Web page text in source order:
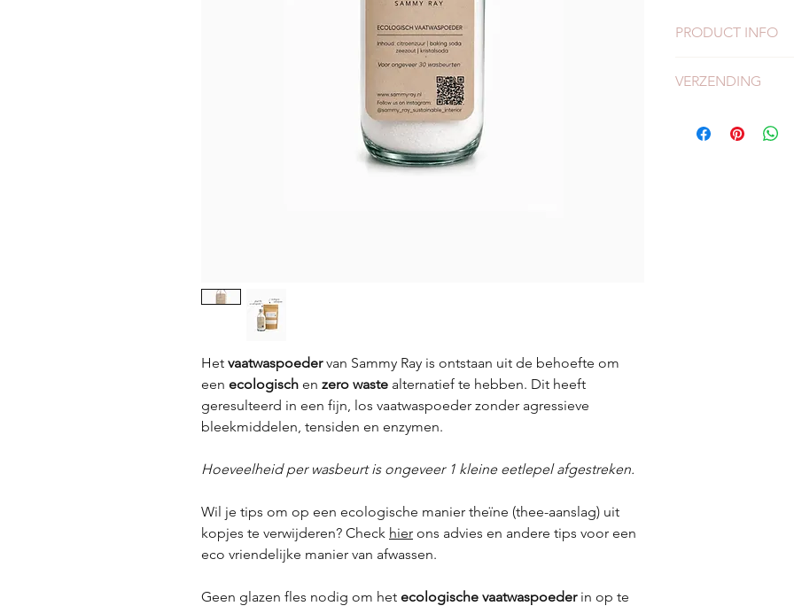
Het vaatwaspoedervan Sammy Ray is ontstaan uit de behoefte om
een ecologisch en zero waste alternatief te hebben. Dit heeft
geresulteerd in een fijn, los vaatwaspoeder zonder agressieve
bleekmiddelen, tensiden en enzymen.
Hoeveelheid per wasbeurt is ongeveer 1 kleine eetlepel afgestreken.
Wil je tips om op een ecologische manier theïne (thee-aanslag) uit
kopjes te verwijderen? Check hier ons advies en andere tips voor een
eco vriendelijke manier van afwassen.
Geen glazen fles nodig om het ecologische vaatwaspoederin op te
PRODUCT INFO
Geschikt voor
Citroenzuur /
VERZENDING